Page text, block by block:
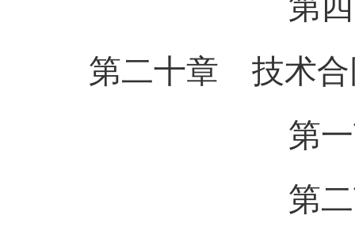
第四节 多
第二十章 技术合
第一节
第二节 技